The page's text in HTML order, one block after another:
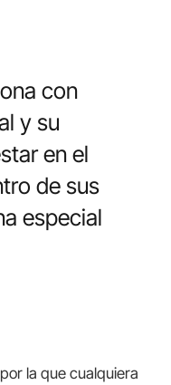
con
y su
en el
de sus
especial
la que cualquiera